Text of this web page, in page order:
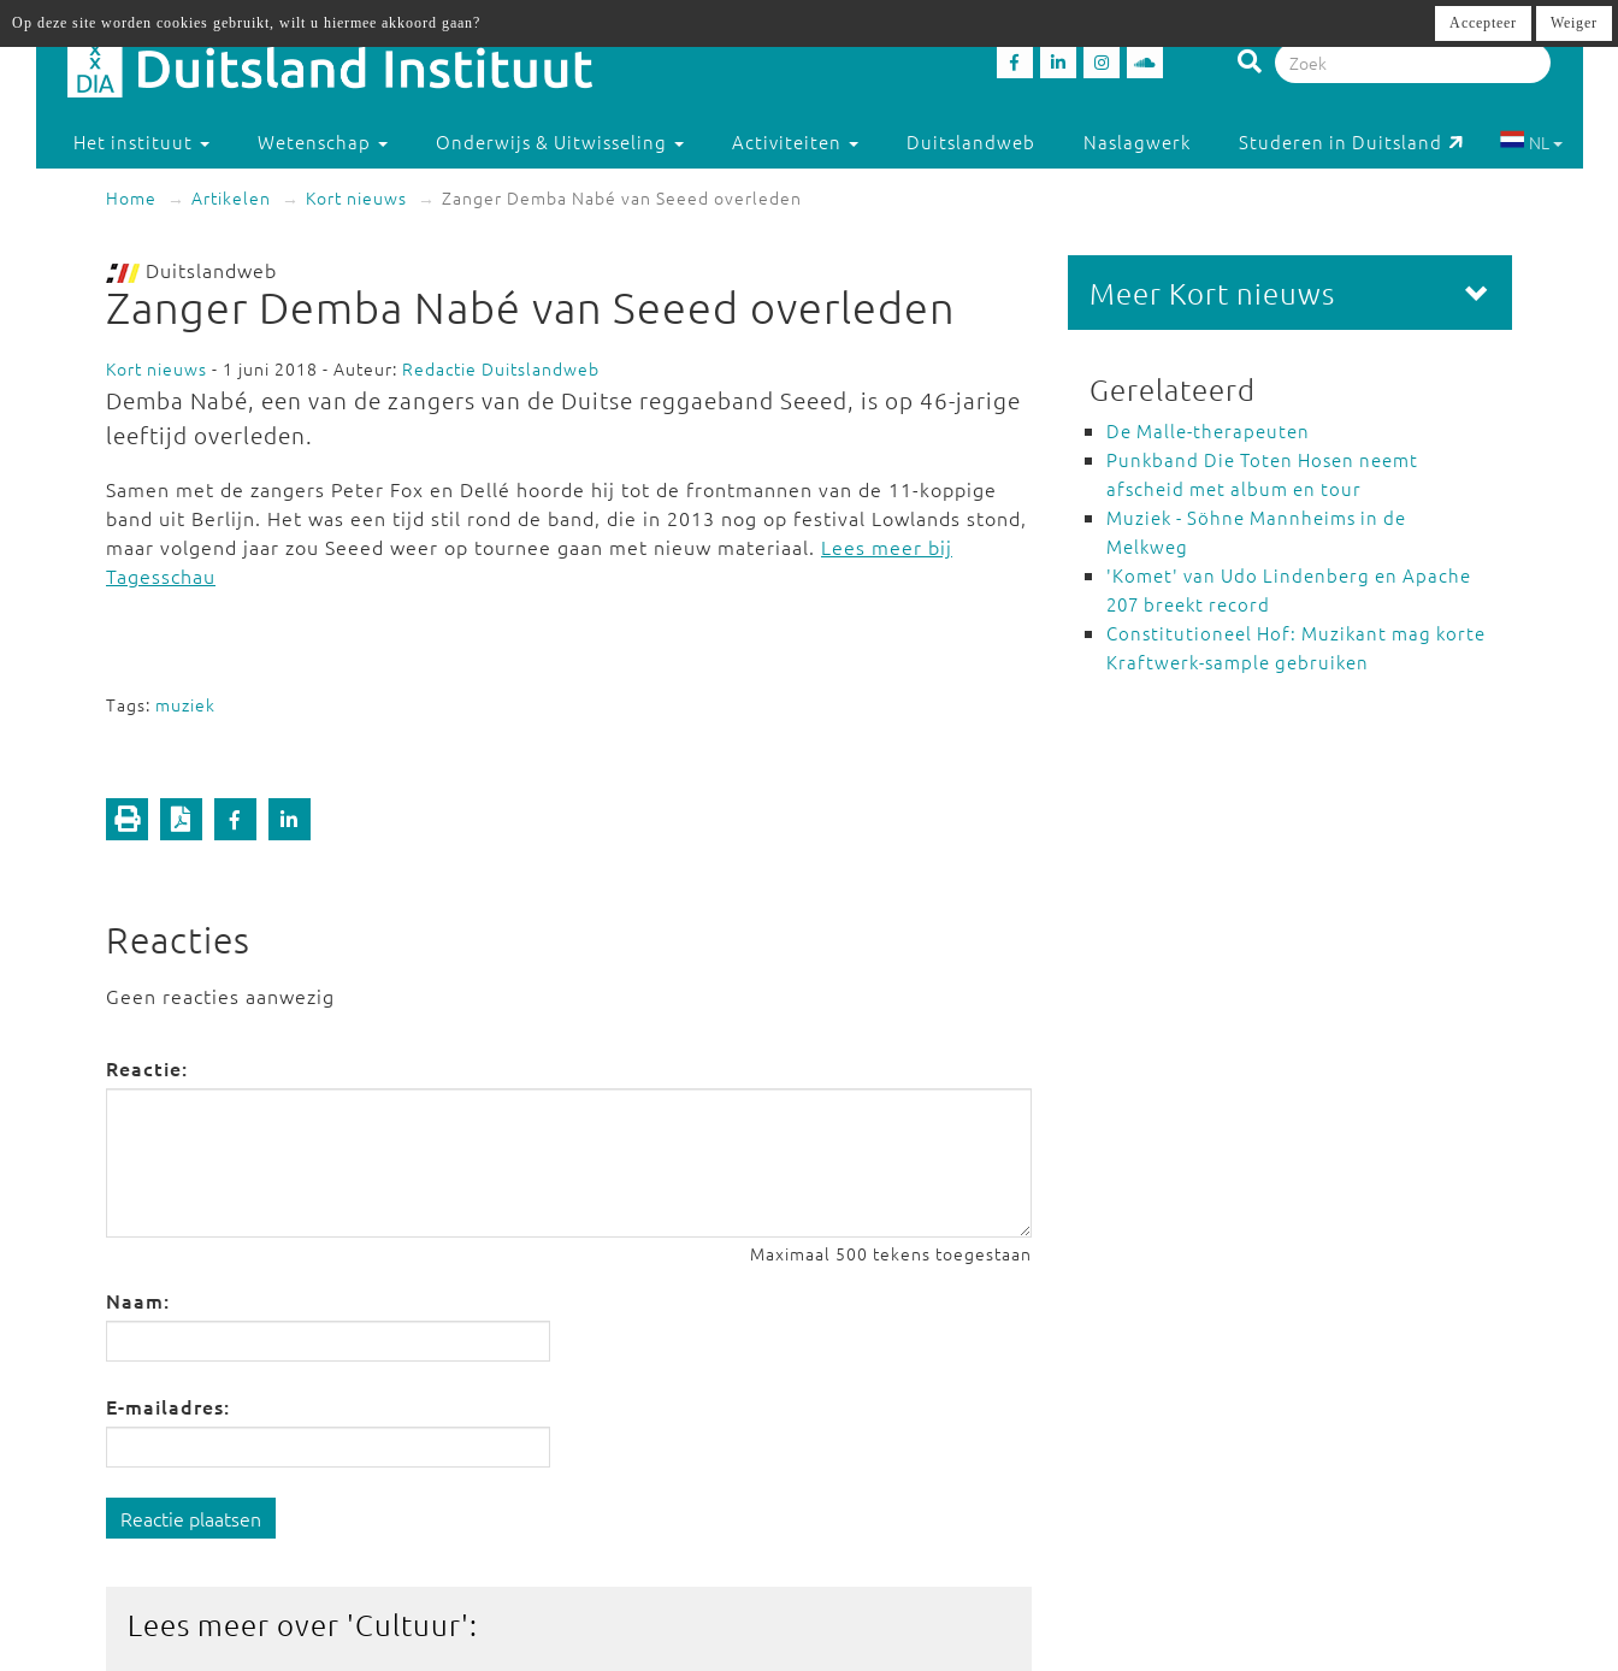
Het instituut Wetenschap Onderwijs & Uitwisseling Activiteiten Duitslandweb Naslagwerk Studeren in Duitsland NL
Home Artikelen Kort nieuws Zanger Demba Nabé van Seeed overleden
Duitslandweb
Zanger Demba Nabé van Seeed overleden
Kort nieuws - 1 juni 2018 - Auteur: Redactie Duitslandweb
Demba Nabé, een van de zangers van de Duitse reggaeband Seeed, is op 46-jarige
leeftijd overleden.
Samen met de zangers Peter Fox en Dellé hoorde hij tot de frontmannen van de 11-koppige
band uit Berlijn. Het was een tijd stil rond de band, die in 2013 nog op festival Lowlands stond,
maar volgend jaar zou Seeed weer op tournee gaan met nieuw materiaal. Lees meer bij
Tagesschau
Tags: muziek
Reacties
Geen reacties aanwezig
Reactie:
Maximaal 500 tekens toegestaan
Naam:
E-mailadres:
Reactie plaatsen
Lees meer over 'Cultuur':
Meer Kort nieuws
Gerelateerd
De Malle-therapeuten
Punkband Die Toten Hosen neemt
afscheid met album en tour
Muziek - Söhne Mannheims in de
Melkweg
'Komet' van Udo Lindenberg en Apache
207 breekt record
Constitutioneel Hof: Muzikant mag korte
Kraftwerk-sample gebruiken
Op deze site worden cookies gebruikt, wilt u hiermee akkoord gaan? Accepteer Weiger